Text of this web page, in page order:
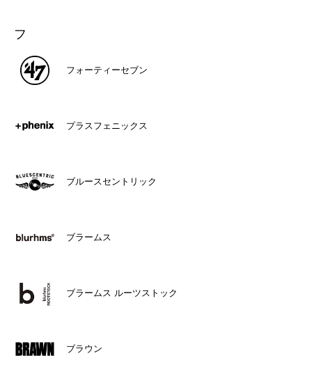
フ
フォーティーセブン
プラスフェニックス
ブルースセントリック
ブラームス
ブラームス ルーツストック
ブラウン